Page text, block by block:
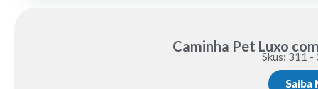
Caminha Pet Luxo
Skus: 311
Saiba